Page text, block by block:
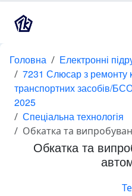
Головна
Електронні
7231 Слюсар з ремонту
транспортних засобів/
2025
Спеціальна технологія
Обкатка та випробування імпортних
Обкатка та